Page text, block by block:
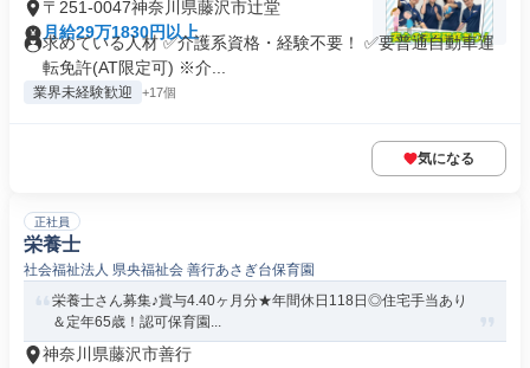
〒251-0047神奈川県藤沢市辻堂
月給29万1830円以上
求めている人材 ✅介護系資格・経験不要！ ✅要普通自動車運
転免許(AT限定可) ※介...
業界未経験歓迎 +17個
気になる
正社員
栄養士
社会福祉法人 県央福祉会 善行あさぎ台保育園
栄養士さん募集♪賞与4.40ヶ月分★年間休日118日◎住宅手当あり
＆定年65歳！認可保育園...
神奈川県藤沢市善行